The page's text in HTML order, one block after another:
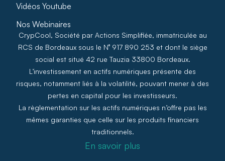
Vidéos Youtube
Nos Webinaires
CrypCool, Société par Actions Simplifiée, immatriculée au
RCS de Bordeaux sous le N° 917 890 253 et dont le siège
social est situé 42 rue Tauzia 33800 Bordeaux.
L’investissement en actifs numériques présente des
risques, notamment liés à la volatilité, pouvant mener à des
pertes en capital pour les investisseurs.
La règlementation sur les actifs numériques n’offre pas les
mêmes garanties que celle sur les produits financiers
traditionnels.
En savoir plus